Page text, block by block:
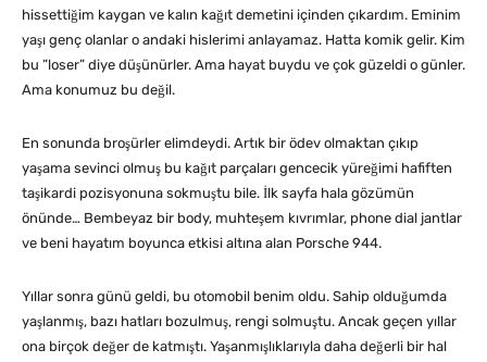
hissettiğim kaygan ve kalın kağıt demetini içinden çıkardım. Eminim
yaşı genç olanlar o andaki hislerimi anlayamaz. Hatta komik gelir. Kim
bu ”loser” diye düşünürler. Ama hayat buydu ve çok güzeldi o günler.
Ama konumuz bu değil.
En sonunda broşürler elimdeydi. Artık bir ödev olmaktan çıkıp
yaşama sevinci olmuş bu kağıt parçaları gencecik yüreğimi hafiften
taşikardi pozisyonuna sokmuştu bile. İlk sayfa hala gözümün
önünde… Bembeyaz bir body, muhteşem kıvrımlar, phone dial jantlar
ve beni hayatım boyunca etkisi altına alan Porsche 944.
Yıllar sonra günü geldi, bu otomobil benim oldu. Sahip olduğumda
yaşlanmış, bazı hatları bozulmuş, rengi solmuştu. Ancak geçen yıllar
ona birçok değer de katmıştı. Yaşanmışlıklarıyla daha değerli bir hal